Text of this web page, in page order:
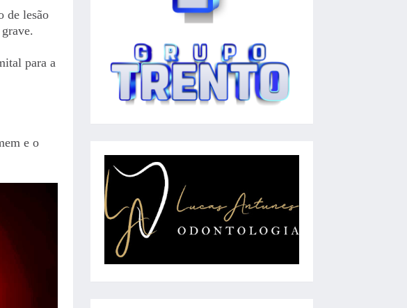
de lesão
para a
e o